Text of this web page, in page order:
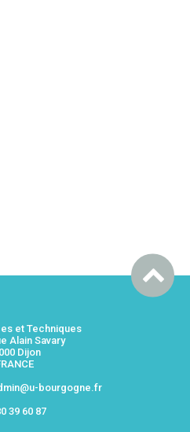
et Techniques
Alain Savary
Dijon
bourgogne.fr
39 60 87